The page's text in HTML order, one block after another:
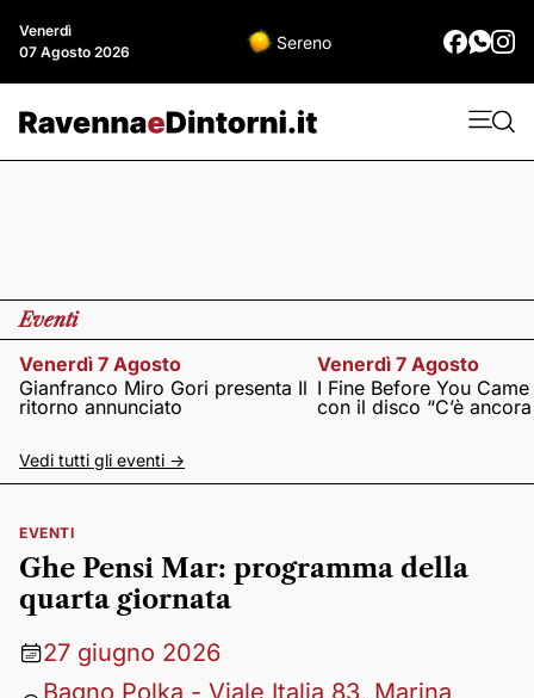
Venerdì
07 Agosto 2026
Sereno
Eventi
Venerdì 7 Agosto
Gianfranco Miro Gori presenta Il
ritorno annunciato
Venerdì 7 Agosto
I Fine Before You
con il disco “C’è
Vedi tutti gli eventi ->
EVENTI
Ghe Pensi Mar: programma della
quarta giornata
27 giugno 2026
Bagno Polka - Viale Italia 83, Marina